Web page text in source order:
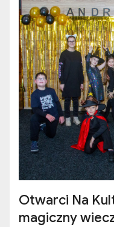
Otwarci Na
magiczny